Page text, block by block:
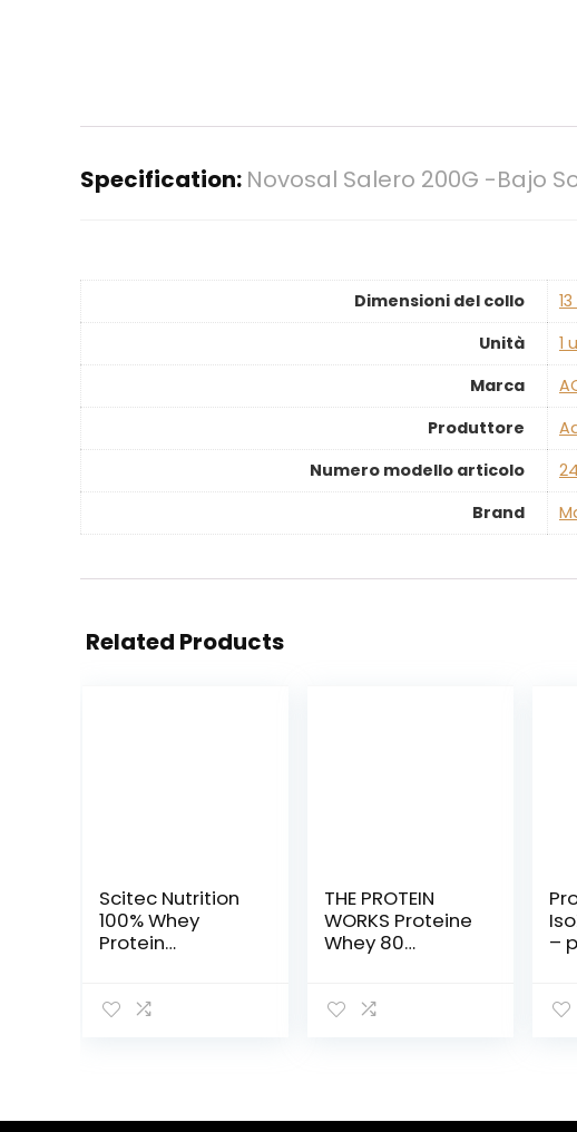
Specification: Novosal Salero 200G -Bajo
Dimensioni del collo
Unità
‎1
Marca
Produttore
Numero modello articolo
Brand
Related Products
Scitec Nutrition
100% Whey
Protein
Siero del Latte
THE PROTEIN
WORKS Proteine
Whey 80
Di Proteine |
Morbido | 2kg
–